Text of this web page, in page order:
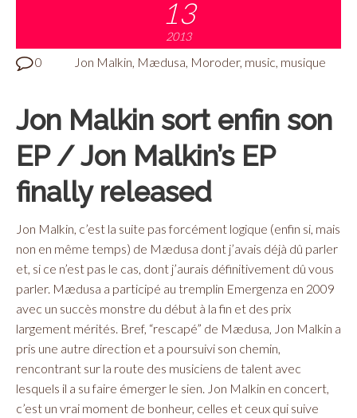
13
2013
0 Jon Malkin, Mædusa, Moroder, music, musique
Jon Malkin sort enfin son
EP / Jon Malkin’s EP
finally released
Jon Malkin, c’est la suite pas forcément logique (enfin si, mais
non en même temps) de Mædusa dont j’avais déjà dû parler
et, si ce n’est pas le cas, dont j’aurais définitivement dû vous
parler. Mædusa a participé au tremplin Emergenza en 2009
avec un succès monstre du début à la fin et des prix
largement mérités. Bref, “rescapé” de Mædusa, Jon Malkin a
pris une autre direction et a poursuivi son chemin,
rencontrant sur la route des musiciens de talent avec
lesquels il a su faire émerger le sien. Jon Malkin en concert,
c’est un vrai moment de bonheur, celles et ceux qui suive